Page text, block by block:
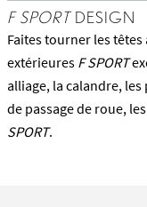
F SPORTDESIGN
Faites tourner les
extérieures F SPORT
alliage, la calandre,
de passage de roue,
SPORT.